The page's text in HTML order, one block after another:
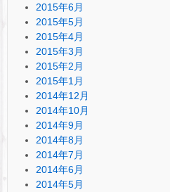
2015年6月
2015年5月
2015年4月
2015年3月
2015年2月
2015年1月
2014年12月
2014年10月
2014年9月
2014年8月
2014年7月
2014年6月
2014年5月